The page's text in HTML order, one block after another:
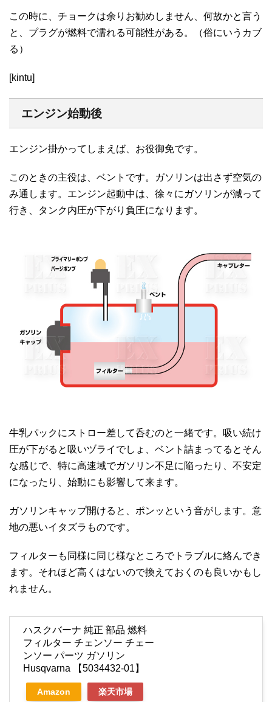
この時に、チョークは余りお勧めしません、何故かと言う
と、プラグが燃料で濡れる可能性がある。（俗にいうカブ
る）
[kintu]
エンジン始動後
エンジン掛かってしまえば、お役御免です。
このときの主役は、ベントです。ガソリンは出さず空気の
み通します。エンジン起動中は、徐々にガソリンが減って
行き、タンク内圧が下がり負圧になります。
牛乳パックにストロー差して呑むのと一緒です。吸い続け
圧が下がると吸いヅライでしょ、ベント詰まってるとそん
な感じで、特に高速域でガソリン不足に陥ったり、不安定
になったり、始動にも影響して来ます。
ガソリンキャップ開けると、ポンッという音がします。意
地の悪いイタズラものです。
フィルターも同様に同じ様なところでトラブルに絡んでき
ます。それほど高くはないので換えておくのも良いかもし
れません。
ハスクバーナ 純正 部品 燃料
フィルター チェンソー チェー
ンソー パーツ ガソリン
Husqvarna 【5034432-01】
Amazon 楽天市場